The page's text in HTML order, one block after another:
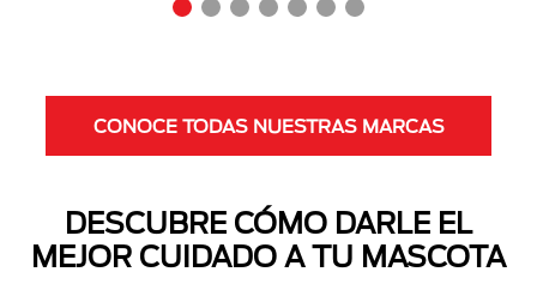
CONOCE TODAS NUESTRAS MARCAS
DESCUBRE CÓMO DARLE EL
MEJOR CUIDADO A TU MASCOTA